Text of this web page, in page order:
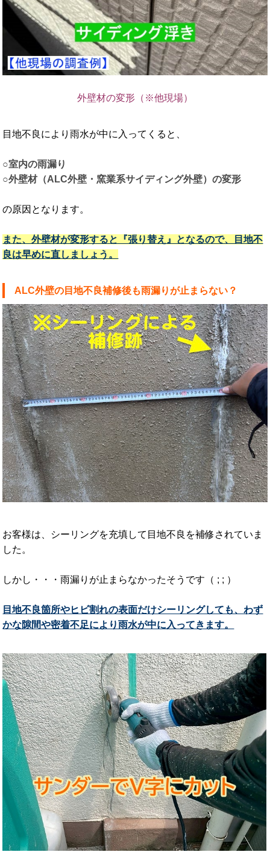
外壁材の変形（※他現場）
目地不良により雨水が中に入ってくると、
○室内の雨漏り
○外壁材（ALC外壁・窯業系サイディング外壁）の変形
の原因となります。
また、外壁材が変形すると『張り替え』となるので、目地不
良は早めに直しましょう。
ALC外壁の目地不良補修後も雨漏りが止まらない？
お客様は、シーリングを充填して目地不良を補修されていま
した。
しかし・・・雨漏りが止まらなかったそうです（ ; ; ）
目地不良箇所やヒビ割れの表面だけシーリングしても、わず
かな隙間や密着不足により雨水が中に入ってきます。